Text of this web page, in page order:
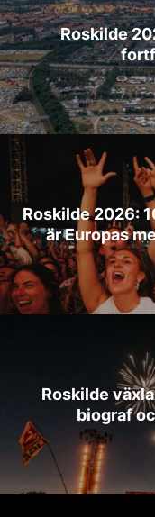
Roskilde
Roskilde 2026:
är Europas
Roskilde
biograf